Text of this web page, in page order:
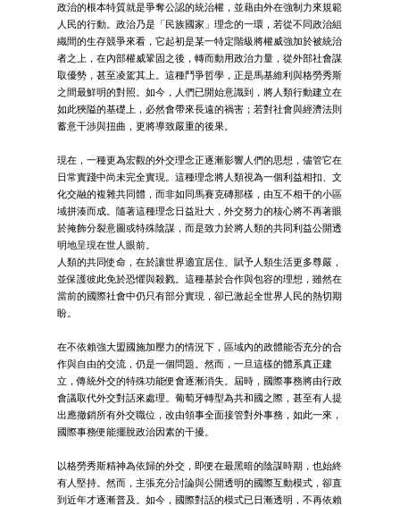
政治的根本特質就是爭奪公認的統治權，並藉由外在強制力來規範
人民的行動。政治乃是「民族國家」理念的一環，若從不同政治組
織間的生存競爭來看，它起初是某一特定階級將權威強加於被統治
者之上，在內部權威鞏固之後，轉而動用政治力量，從外部社會謀
取優勢，甚至凌駕其上。這種鬥爭哲學，正是馬基維利與格勞秀斯
之間最鮮明的對照。如今，人們已開始意識到，將人類行動建立在
如此狹隘的基礎上，必然會帶來長遠的禍害；若對社會與經濟法則
蓄意干涉與扭曲，更將導致嚴重的後果。
現在，一種更為宏觀的外交理念正逐漸影響人們的思想，儘管它在
日常實踐中尚未完全實現。這種理念將人類視為一個利益相扣、文
化交融的複雜共同體，而非如同馬賽克磚那樣，由互不相干的小區
域拼湊而成。隨著這種理念日益壯大，外交努力的核心將不再著眼
於掩飾分裂意圖或特殊陰謀，而是致力於將人類的共同利益公開透
明地呈現在世人眼前。
人類的共同使命，在於讓世界適宜居住、賦予人類生活更多尊嚴，
並保護彼此免於恐懼與殺戮。這種基於合作與包容的理想，雖然在
當前的國際社會中仍只有部分實現，卻已激起全世界人民的熱切期
盼。
在不依賴強大盟國施加壓力的情況下，區域內的政體能否充分的合
作與自由的交流，仍是一個問題。然而，一旦這樣的體系真正建
立，傳統外交的特殊功能便會逐漸消失。屆時，國際事務將由行政
會議取代外交對話來處理。葡萄牙轉型為共和國之際，甚至有人提
出應撤銷所有外交職位，改由領事全面接管對外事務，如此一來，
國際事務便能擺脫政治因素的干擾。
以格勞秀斯精神為依歸的外交，即便在最黑暗的陰謀時期，也始終
有人堅持。然而，主張充分討論與公開透明的國際互動模式，卻直
到近年才逐漸普及。如今，國際對話的模式已日漸透明，不再依賴